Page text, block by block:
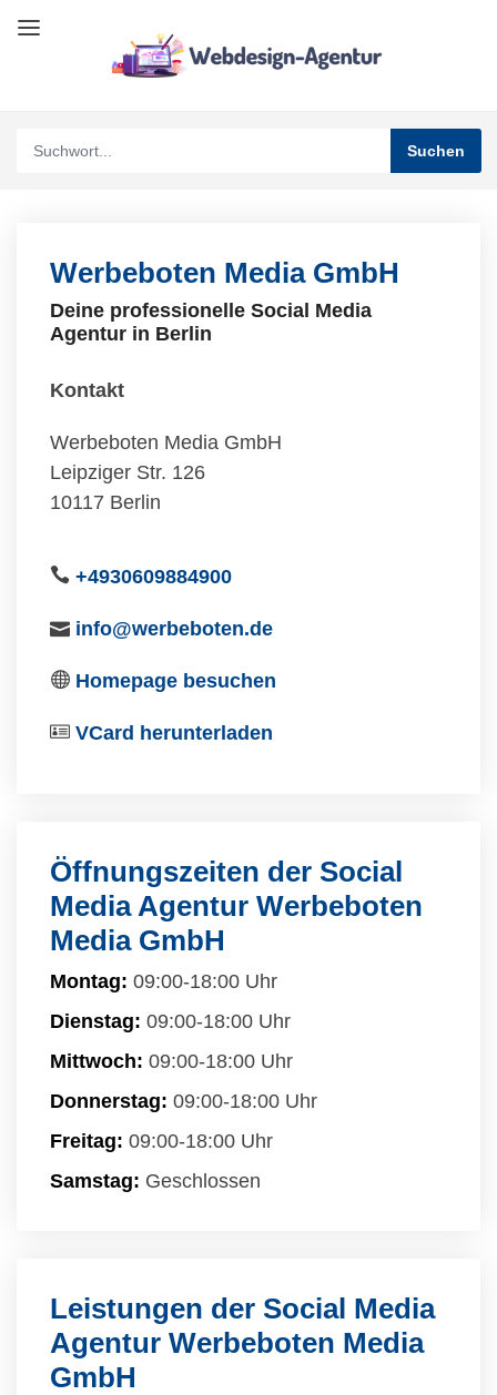
Werbeboten Media GmbH
Deine professionelle Social Media
Agentur in Berlin
Kontakt
Werbeboten Media GmbH
Leipziger Str. 126
10117 Berlin
+4930609884900
info@werbeboten.de
Homepage besuchen
VCard herunterladen
Öffnungszeiten der Social
Media Agentur Werbeboten
Media GmbH
Montag: 09:00-18:00 Uhr
Dienstag: 09:00-18:00 Uhr
Mittwoch: 09:00-18:00 Uhr
Donnerstag: 09:00-18:00 Uhr
Freitag: 09:00-18:00 Uhr
Samstag: Geschlossen
Leistungen der Social Media
Agentur Werbeboten Media
GmbH